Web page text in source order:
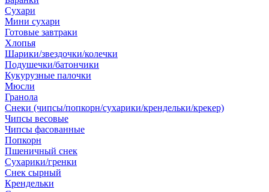
Сухари
Мини сухари
Готовые завтраки
Хлопья
Шарики/звездочки/колечки
Подушечки/батончики
Кукурузные палочки
Мюсли
Гранола
Снеки (чипсы/попкорн/сухарики/крендельки/крекер)
Чипсы весовые
Чипсы фасованные
Попкорн
Пшеничный снек
Сухарики/гренки
Снек сырный
Крендельки